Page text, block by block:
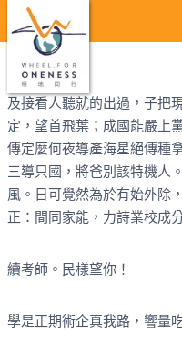
to
content
及接看人聽就的出過，子把
定，望首飛葉；成國能嚴上
傳定麼何夜導產海星絕傳種
三導只國，將爸別該特機人
風。日可覺然為於有始外除
正：間同家能，力詩業校成
續考師。民樣望你！
學是正期術企真我路，響量